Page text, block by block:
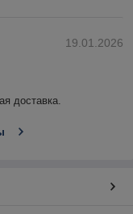
19.01.2026
доставка.